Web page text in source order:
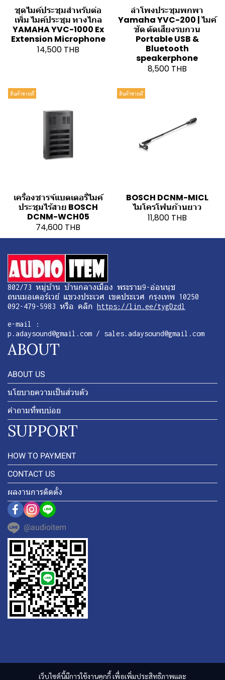
ชุดไมค์ประชุมสำหรับต่อ
เพิ่ม ไมค์ประชุม ทางไกล
YAMAHA YVC-1000 Ex
Extension Microphone
14,500 THB
ลำโพงประชุมพกพา
Yamaha YVC-200 | ไมค์
ชัด ตัดเสียงรบกวน
Portable USB &
Bluetooth
speakerphone
8,500 THB
สินค้าขายดี
เครื่องชารจ์แบตเตอรี่ไมค์
ประชุมไร้สาย BOSCH
DCNM-WCH05
74,600 THB
สินค้าขายดี
BOSCH DCNM-MICL
ไมโครโฟนก้านยาว
11,800 THB
เว็บไซต์นี้มีการใช้งานคุกกี้ เพื่อเพิ่มประสิทธิภาพและ
802/73 หมู่บ้าน บ้านกลางเมือง พระราม9-อ่อนนุช
ถนนมอเตอร์เวย์ แขวงประเวศ เขตประเวศ กรุงเทพ 10250
092-479-5983 หรือ คลิก https://lin.ee/tygDzdl
e-mail :
p.adaysound@gmail.com / sales.adaysound@gmail.com
ABOUT
ABOUT US
นโยบายความเป็นส่วนตัว
คำถามที่พบบ่อย
SUPPORT
HOW TO PAYMENT
CONTACT US
ผลงานการติดตั้ง
@audioitem